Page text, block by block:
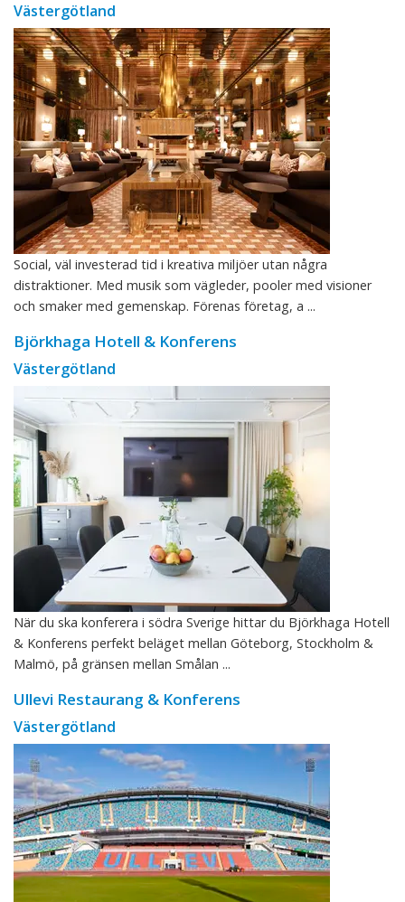
Västergötland
Social, väl investerad tid i kreativa miljöer utan några
distraktioner. Med musik som vägleder, pooler med visioner
och smaker med gemenskap. Förenas företag, a ...
Björkhaga Hotell & Konferens
Västergötland
När du ska konferera i södra Sverige hittar du Björkhaga Hotell
& Konferens perfekt beläget mellan Göteborg, Stockholm &
Malmö, på gränsen mellan Smålan ...
Ullevi Restaurang & Konferens
Västergötland